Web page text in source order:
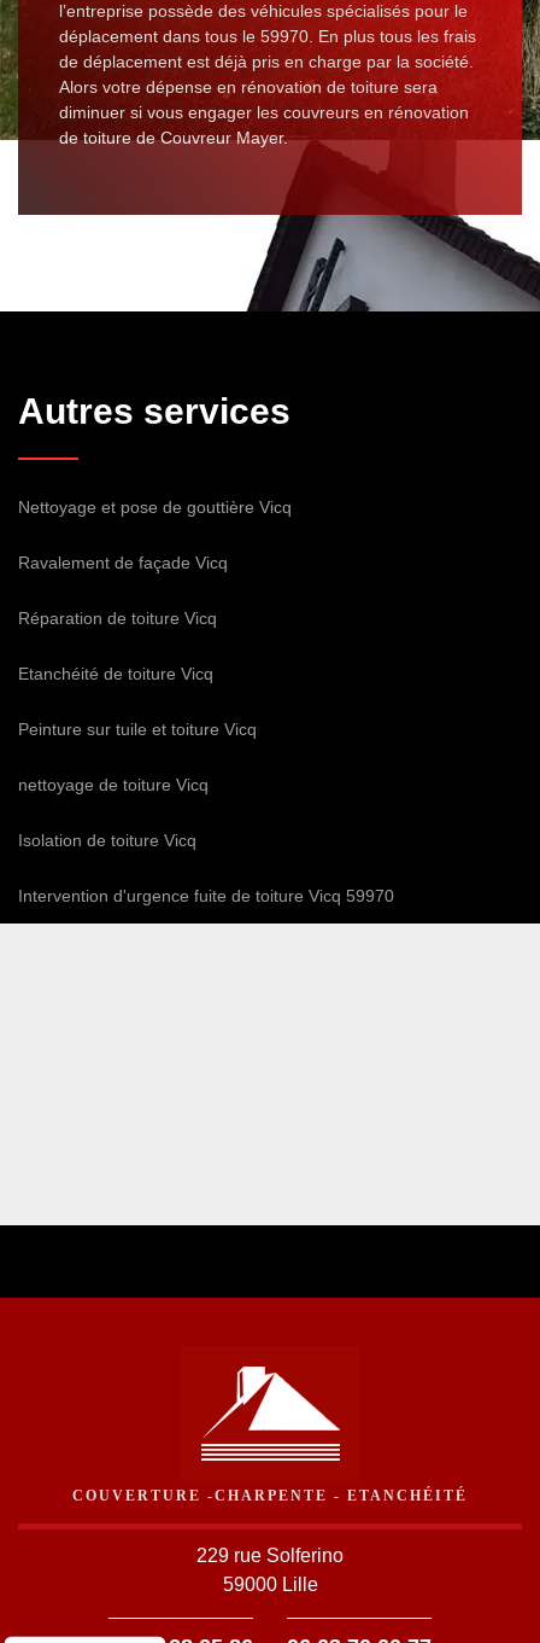
l’entreprise possède des véhicules spécialisés pour le
déplacement dans tous le 59970. En plus tous les frais
de déplacement est déjà pris en charge par la société.
Alors votre dépense en rénovation de toiture sera
diminuer si vous engager les couvreurs en rénovation
de toiture de Couvreur Mayer.
Autres services
Nettoyage et pose de gouttière Vicq
Ravalement de façade Vicq
Réparation de toiture Vicq
Etanchéité de toiture Vicq
Peinture sur tuile et toiture Vicq
nettoyage de toiture Vicq
Isolation de toiture Vicq
Intervention d'urgence fuite de toiture Vicq 59970
COUVERTURE -CHARPENTE - ETANCHÉITÉ
229 rue Solferino
59000 Lille